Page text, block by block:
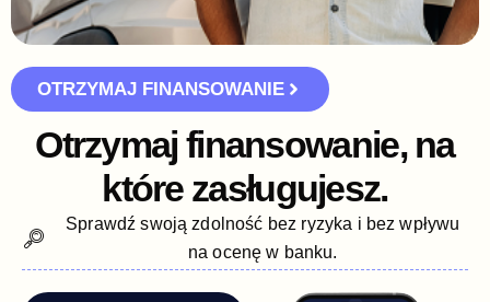
OTRZYMAJ FINANSOWANIE
Otrzymaj finansowanie, na
które zasługujesz.
Sprawdź swoją zdolność bez ryzyka i bez wpływu
na ocenę w banku.